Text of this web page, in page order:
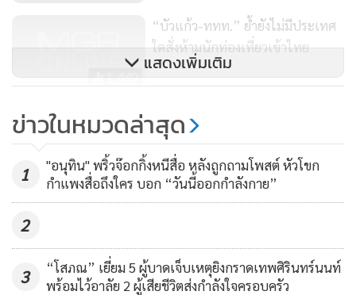
1,449
“บัวแก้ว-ททท.” ย้ำยังไม่มีประเทศ
ใดสั่งห้ามนักท่องเที่ยวเข้าไทย
859
ทั้ง 11 อำเภอทันทีหลังบึ้มราช
ประสงค์
แสดงเพิ่มเติม
ข่าวในหมวดล่าสุด
1
"อนุทิน" พริ้วจ๊อกกิ้งหนีสื่อ หลังถูกถามโพสต์ หัวโขก
กำแพงสื่อถึงใคร บอก “วันนี้ออกกำลังกาย”
2
3
“โสภณ” เยี่ยม 5 ผู้บาดเจ็บเหตุยิงกราดเทพศิรินทร์นนท์
พร้อมไว้อาลัย 2 ผู้เสียชีวิตส่งกำลังใจครอบครัว